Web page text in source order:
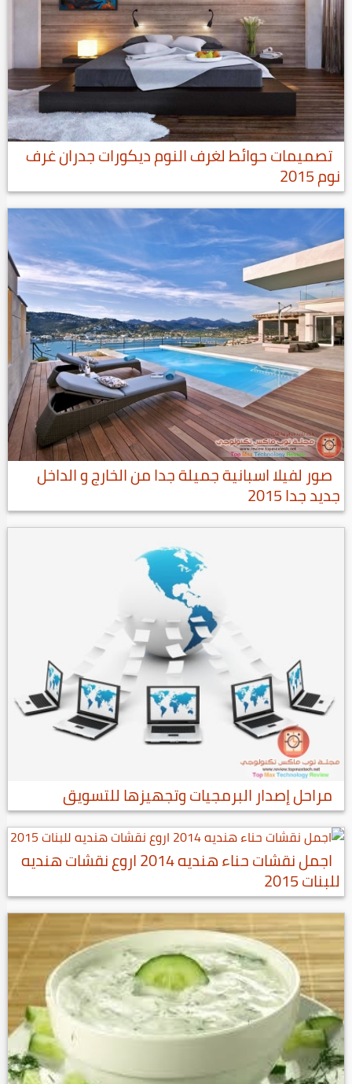
تصميمات حوائط لغرف النوم ديكورات جدران غرف
نوم 2015
صور لفيلا اسبانية جميلة جدا من الخارج و الداخل
جديد جدا 2015
مراحل إصدار البرمجيات وتجهيزها للتسويق
اجمل نقشات حناء هنديه 2014 اروع نقشات هنديه
للبنات 2015